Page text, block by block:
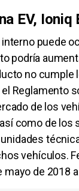
EV, Ioniq
puede
podría
no cumple
Reglamento
de los
como de los
vehículos.
mayo de 2018